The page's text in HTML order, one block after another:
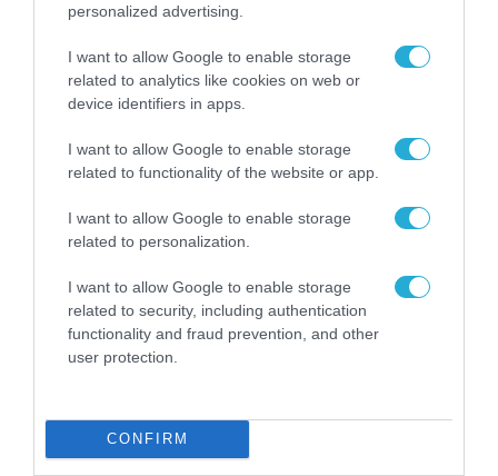
personalized advertising.
I want to allow Google to enable storage
related to analytics like cookies on web or
device identifiers in apps.
I want to allow Google to enable storage
related to functionality of the website or app.
I want to allow Google to enable storage
related to personalization.
I want to allow Google to enable storage
related to security, including authentication
functionality and fraud prevention, and other
user protection.
CONFIRM
06.08.2026 | 14:02
«Επιχείρηση ελεύθερα πεζοδρόμια» στην
αντικείμενα από κοινόχρηστους χώρους